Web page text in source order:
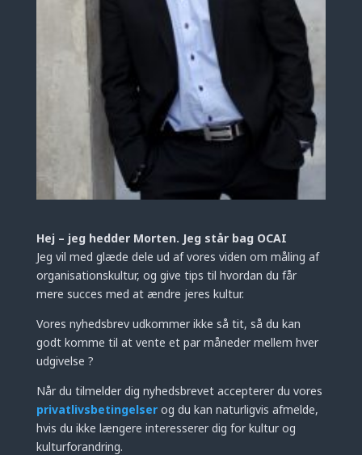
Hej – jeg hedder Morten. Jeg står bag OCAI
Jeg vil med glæde dele ud af vores viden om måling af
organisationskultur, og give tips til hvordan du får
mere succes med at ændre jeres kultur.
Vores nyhedsbrev udkommer ikke så tit, så du kan
godt komme til at vente et par måneder mellem hver
udgivelse ?
Når du tilmelder dig nyhedsbrevet accepterer du vores
privatlivsbetingelser og du kan naturligvis afmelde,
hvis du ikke længere interesserer dig for kultur og
kulturforandring.